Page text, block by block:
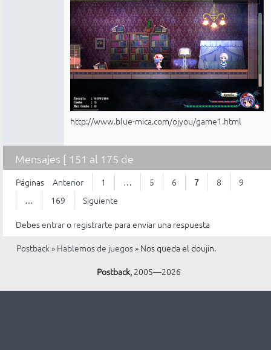
http://www.blue-mica.com/ojyou/game1.html
Mensajes [ 151 al 175 de
4.221 ]
Páginas Anterior 1 … 5 6 7 8
9
…
169
Siguiente
Debesentraro registrarte para enviar una respuesta
Postback» Hablemos de juegos» Nos queda el doujin.
Postback,2005—2026